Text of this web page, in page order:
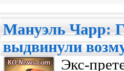
Мануэль Чарр:
выдвинули
Экс-